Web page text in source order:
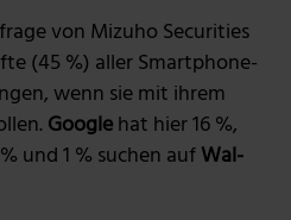
von Mizuho Securities
(45 %) aller Smartphone-
wenn sie mit ihrem
Googlehat hier 16 %,
und 1 % suchen aufWal-